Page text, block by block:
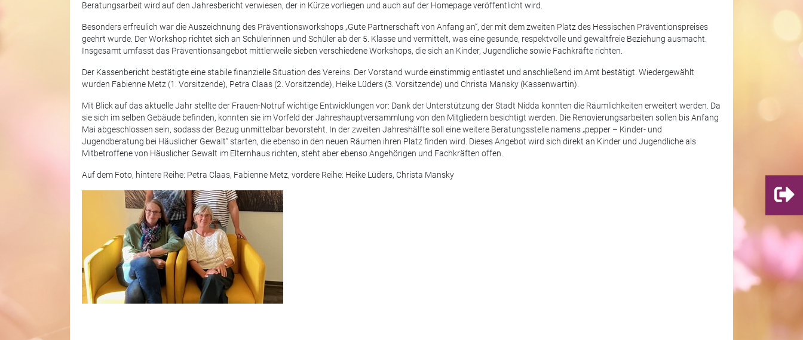
Beratungsarbeit wird auf den Jahresbericht verwiesen, der in Kürze vorliegen und auch auf der Homepage veröffentlicht wird.
Besonders erfreulich war die Auszeichnung des Präventionsworkshops „Gute Partnerschaft von Anfang an“, der mit dem zweiten Platz des Hessischen Präventionspreises
geehrt wurde. Der Workshop richtet sich an Schülerinnen und Schüler ab der 5. Klasse und vermittelt, was eine gesunde, respektvolle und gewaltfreie Beziehung ausmacht.
Insgesamt umfasst das Präventionsangebot mittlerweile sieben verschiedene Workshops, die sich an Kinder, Jugendliche sowie Fachkräfte richten.
Der Kassenbericht bestätigte eine stabile finanzielle Situation des Vereins. Der Vorstand wurde einstimmig entlastet und anschließend im Amt bestätigt. Wiedergewählt
wurden Fabienne Metz (1. Vorsitzende), Petra Claas (2. Vorsitzende), Heike Lüders (3. Vorsitzende) und Christa Mansky (Kassenwartin).
Mit Blick auf das aktuelle Jahr stellte der Frauen-Notruf wichtige Entwicklungen vor: Dank der Unterstützung der Stadt Nidda konnten die Räumlichkeiten erweitert werden. Da
sie sich im selben Gebäude befinden, konnten sie im Vorfeld der Jahreshauptversammlung von den Mitgliedern besichtigt werden. Die Renovierungsarbeiten sollen bis Anfang
Mai abgeschlossen sein, sodass der Bezug unmittelbar bevorsteht. In der zweiten Jahreshälfte soll eine weitere Beratungsstelle namens „pepper – Kinder- und
Jugendberatung bei Häuslicher Gewalt“ starten, die ebenso in den neuen Räumen ihren Platz finden wird. Dieses Angebot wird sich direkt an Kinder und Jugendliche als
Mitbetroffene von Häuslicher Gewalt im Elternhaus richten, steht aber ebenso Angehörigen und Fachkräften offen.
Auf dem Foto, hintere Reihe: Petra Claas, Fabienne Metz, vordere Reihe: Heike Lüders, Christa Mansky